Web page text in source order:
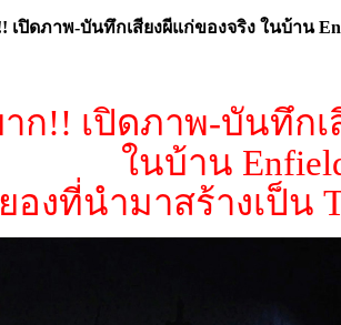
เปิดภาพ-บันทึกเสียงผีแก่ของจริง ในบ้าน
ก!! เปิดภาพ-บันทึกเ
ในบ้าน
องที่นำมาสร้างเป็น